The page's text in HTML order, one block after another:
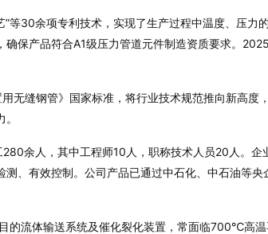
等30余项专利技术，实现了生产过程中温度、压力
保产品符合A1级压力管道元件制造资质要求。
缝钢管》国家标准，将行业技术规范推向新高度
余人，其中工程师10人，职称技术人员20人 。企
测、有效控制。公司产品已通过中石化、中石油等央
的流体输送系统及催化裂化装置，常面临700℃高